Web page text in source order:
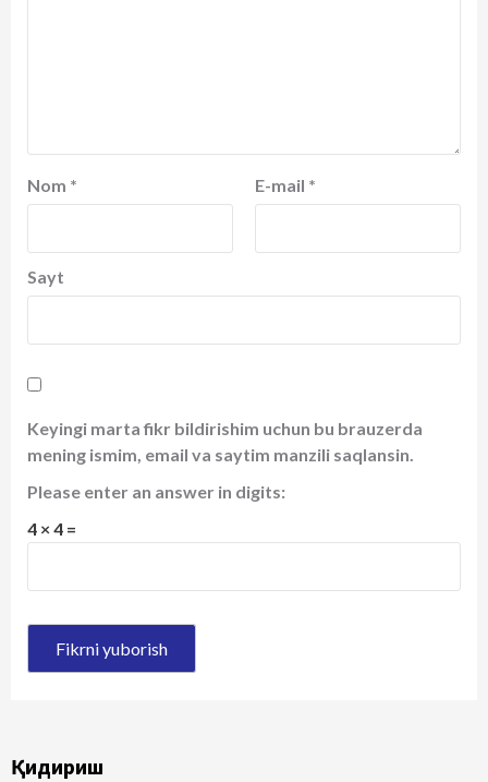
Nom * E-mail *
Sayt
Keyingi marta fikr bildirishim uchun bu brauzerda
mening ismim, email va saytim manzili saqlansin.
Please enter an answer in digits:
4 × 4 =
Қидириш